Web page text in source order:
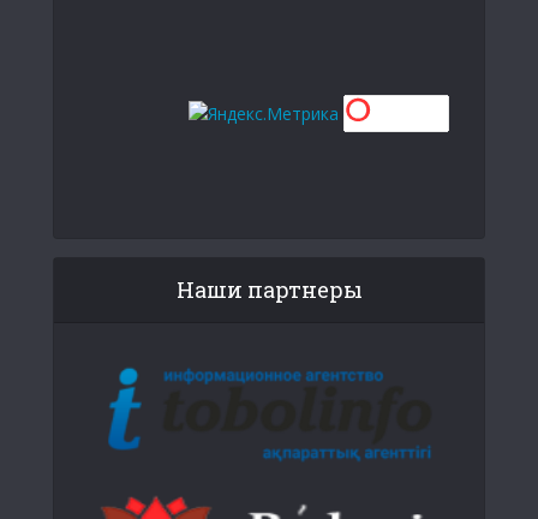
Наши партнеры